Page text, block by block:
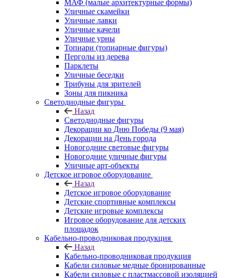
МАФ (малые архитектурные формы)
Уличные скамейки
Уличные лавки
Уличные качели
Уличные урны
Топиари (топиарные фигуры)
Перголы из дерева
Парклеты
Уличные беседки
Трибуны для зрителей
Зоны для пикника
Светодиодные фигуры
Назад
Светодиодные фигуры
Декорации ко Дню Победы (9 мая)
Декорации на День города
Новогодние световые фигуры
Новогодние уличные фигуры
Уличные арт-объекты
Детское игровое оборудование
Назад
Детское игровое оборудование
Детские спортивные комплексы
Детские игровые комплексы
Игровое оборудование для детских
площадок
Кабельно-проводниковая продукция
Назад
Кабельно-проводниковая продукция
Кабели силовые медные бронированные
Кабели силовые с пластмассовой изоляцией